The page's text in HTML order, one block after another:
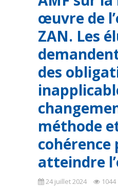
œuvre de
ZAN. Les
des
méthode
cohérence
atteindre
24 juillet 2024 1044